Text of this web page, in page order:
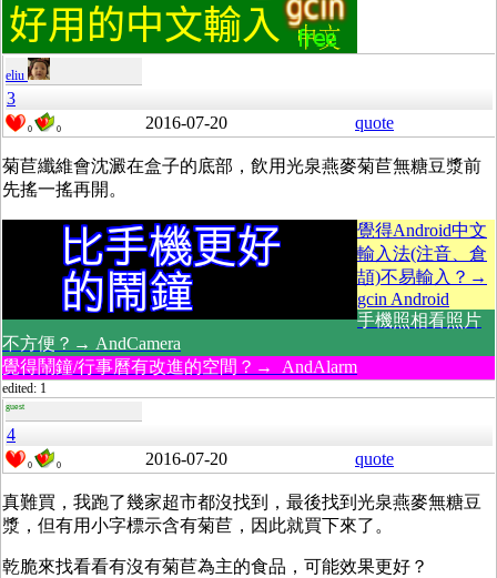
eliu
3
0 0 2016-07-20 quote
菊苣纖維會沈澱在盒子的底部，飲用光泉燕麥菊苣無糖豆漿前
先搖一搖再開。
覺得Android中文
輸入法(注音、倉
頡)不易輸入？→
gcin Android
手機照相看照片
不方便？→ AndCamera
覺得鬧鐘/行事曆有改進的空間？→ AndAlarm
edited: 1
guest
4
0 0 2016-07-20 quote
真難買，我跑了幾家超市都沒找到，最後找到光泉燕麥無糖豆
漿，但有用小字標示含有菊苣，因此就買下來了。
乾脆來找看看有沒有菊苣為主的食品，可能效果更好？